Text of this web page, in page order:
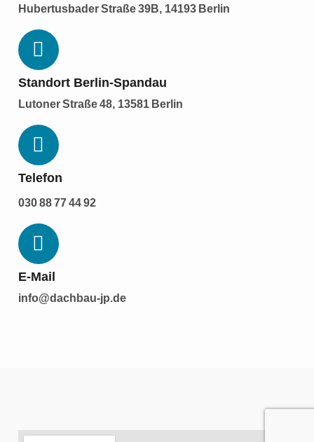
Hubertusbader Straße 39B, 14193 Berlin
Standort Berlin-Spandau
Lutoner Straße 48, 13581 Berlin
Telefon
030 88 77 44 92
E‑Mail
info@dachbau-jp.de